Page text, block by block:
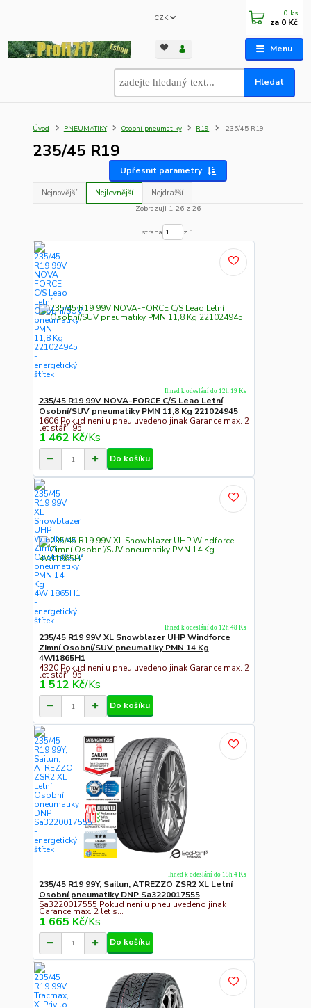
Menu
CZK
Hledat
0 ks
za 0 Kč
Úvod PNEUMATIKY Osobní pneumatiky R19 235/45 R19
235/45 R19
Upřesnit parametry
Nejnovější Nejlevnější
Nejdražší
Zobrazuji 1-26 z 26
strana z 1
235/45 R19 99V NOVA-FORCE C/S Leao Letní
Osobní/SUV pneumatiky PMN 11,8 Kg 221024945
1606 Pokud neni u pneu uvedeno jinak Garance max. 2
let stáří, 95...
1 462 Kč/Ks
Ihned k odeslání do 12h 19 Ks
Do košíku
235/45 R19 99V XL Snowblazer UHP Windforce
Zimní Osobní/SUV pneumatiky PMN 14 Kg
4WI1865H1
4320 Pokud neni u pneu uvedeno jinak Garance max. 2
let stáří, 95...
1 512 Kč/Ks
Ihned k odeslání do 12h 48 Ks
Do košíku
235/45 R19 99Y, Sailun, ATREZZO ZSR2 XL Letní
Osobní pneumatiky DNP Sa3220017555
Sa3220017555 Pokud neni u pneu uvedeno jinak
Garance max. 2 let s...
1 665 Kč/Ks
Ihned k odeslání do 15h 4 Ks
Do košíku